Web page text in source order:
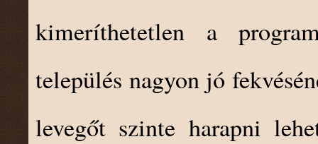
kimeríthetetlen a
település nagyon jó
levegőt szinte harapni